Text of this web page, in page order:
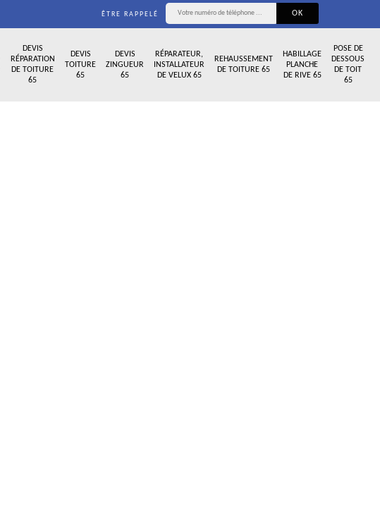
ÊTRE RAPPELÉ
DEVIS
RÉPARATION
DE TOITURE
65
DEVIS
TOITURE
65
DEVIS
ZINGUEUR
65
RÉPARATEUR,
INSTALLATEUR
DE VELUX 65
REHAUSSEMENT
DE TOITURE 65
HABILLAGE
PLANCHE
DE RIVE 65
POSE DE
DESSOUS
DE TOIT
65